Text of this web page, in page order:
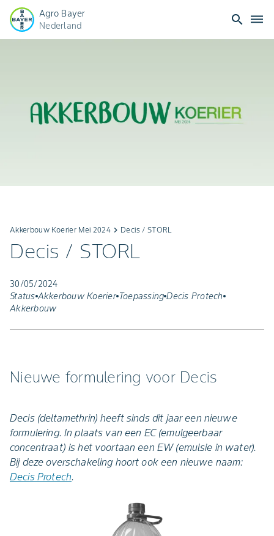
Agro Bayer
Nederland
search dehaze
Akkerbouw Koerier Mei 2024 keyboard_arrow_right Decis / STORL
Decis / STORL
30/05/2024
Status Akkerbouw Koerier Toepassing Decis Protech
Akkerbouw
Nieuwe formulering voor Decis
Decis (deltamethrin) heeft sinds dit jaar een nieuwe
formulering. In plaats van een EC (emulgeerbaar
concentraat) is het voortaan een EW (emulsie in water).
Bij deze overschakeling hoort ook een nieuwe naam:
Decis Protech.